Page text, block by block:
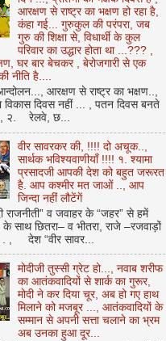
आरक्षण से राष्ट्र का भक्षण हो रहा है,
कंहा गई... गुरुकुल की परंपरा, जब
गुरु की शिक्षा से, विधार्थी के कुल
परिवार का उद्धार होता था ...??? ,
घर बार बेचकर , बेरोजगारी से एक
नीति है....
आरक्षण से राष्ट्र का भक्षण..,
विकास दिवस नहीं ... , पतन दिवस बनते
, २. रेलवे, छ...
वीर सावरकर की, !!!! दो अचूक..,
सार्थक भविश्यवाणीयाँ !!!! १. श्यामा
प्रसादजी आपकी देश को बहुत जरूरत
है. आप कश्मीर मत जाओं .., आप
जिन्दा नहीं लौटेंगें
राजनीती” व जवाहर के “जहर” से हमें
साथ छितरा– व भीतरा, राजे –रजवाड़ों
. , देश “वीर सावर...
मोदीजी तुस्सी ग्रेट हो..., नवाब शरीफ
का आतंकवादियों से शार्क का गुरूर,
मोदी ने कर दिया चूर, अब हो गए हाथ
मिलाने को मजबूर ..., आतंकवादियों के
सम्मान से अपनी सत्ता चलाने का भ्रम
अब उनका हुआ दूर...